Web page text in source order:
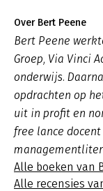
Over Bert Peene
Bert Peene
Groep, Via Vinci
onderwijs.
opdrachten op
uit in profit en
free lance
Alle boeken van
Alle recensies